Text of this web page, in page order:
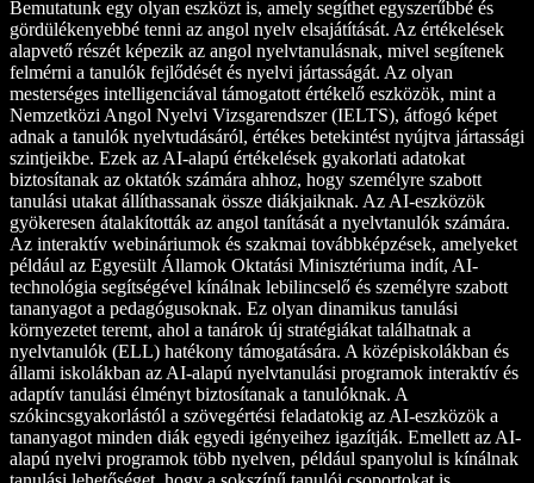
Bemutatunk egy olyan eszközt is, amely segíthet egyszerűbbé és
gördülékenyebbé tenni az angol nyelv elsajátítását. Az értékelések
alapvető részét képezik az angol nyelvtanulásnak, mivel segítenek
felmérni a tanulók fejlődését és nyelvi jártasságát. Az olyan
mesterséges intelligenciával támogatott értékelő eszközök, mint a
Nemzetközi Angol Nyelvi Vizsgarendszer (IELTS), átfogó képet
adnak a tanulók nyelvtudásáról, értékes betekintést nyújtva jártassági
szintjeikbe. Ezek az AI-alapú értékelések gyakorlati adatokat
biztosítanak az oktatók számára ahhoz, hogy személyre szabott
tanulási utakat állíthassanak össze diákjaiknak. Az AI-eszközök
gyökeresen átalakították az angol tanítását a nyelvtanulók számára.
Az interaktív webináriumok és szakmai továbbképzések, amelyeket
például az Egyesült Államok Oktatási Minisztériuma indít, AI-
technológia segítségével kínálnak lebilincselő és személyre szabott
tananyagot a pedagógusoknak. Ez olyan dinamikus tanulási
környezetet teremt, ahol a tanárok új stratégiákat találhatnak a
nyelvtanulók (ELL) hatékony támogatására. A középiskolákban és
állami iskolákban az AI-alapú nyelvtanulási programok interaktív és
adaptív tanulási élményt biztosítanak a tanulóknak. A
szókincsgyakorlástól a szövegértési feladatokig az AI-eszközök a
tananyagot minden diák egyedi igényeihez igazítják. Emellett az AI-
alapú nyelvi programok több nyelven, például spanyolul is kínálnak